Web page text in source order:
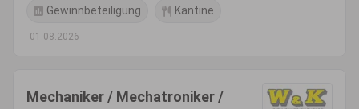
Gewinnbeteiligung Kantine
01.08.2026
Mechaniker / Mechatroniker /